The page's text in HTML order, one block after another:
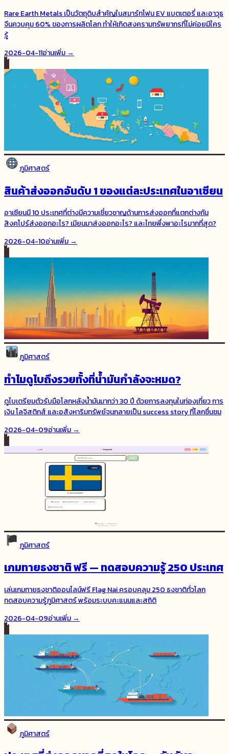
Rare Earth Metals เป็นวัตถุดิบสำคัญในสมาร์ทโฟน EV แบตเตอรี่ และอาวุธ
จีนควบคุม 60% ของการผลิตโลก ทำให้เกิดสงครามทรัพยากรที่ไม่ค่อยมีใคร
รู้
2026-04-11อ่านเพิ่ม →
ภูมิศาสตร์
สินค้าส่งออกอันดับ 1 ของแต่ละประเทศในอาเซียน
อาเซียนมี 10 ประเทศที่ต่างมีความเชี่ยวชาญด้านการส่งออกที่แตกต่างกัน
สิงคโปร์ส่งออกอะไร? เมียนมาส่งออกอะไร? และไทยพึ่งพาอะไรมากที่สุด?
2026-04-10อ่านเพิ่ม →
ภูมิศาสตร์
ทำไมดูไบถึงรวยทั้งที่น้ำมันกำลังจะหมด?
ดูไบเตรียมตัวรับมือโลกหลังน้ำมันมากว่า 30 ปี ด้วยการลงทุนในท่องเที่ยว การ
เงิน โลจิสติกส์ และอสังหาริมทรัพย์จนกลายเป็น success story ที่โลกชื่นชม
2026-04-09อ่านเพิ่ม →
ภูมิศาสตร์
เกมทายธงชาติ ฟรี — ทดสอบความรู้ 250 ประเทศ
เล่นเกมทายธงชาติออนไลน์ฟรี Flag Nai ครอบคลุม 250 ธงชาติทั่วโลก
ทดสอบความรู้ภูมิศาสตร์ พร้อมระบบคะแนนและสถิติ
2026-04-09อ่านเพิ่ม →
ภูมิศาสตร์